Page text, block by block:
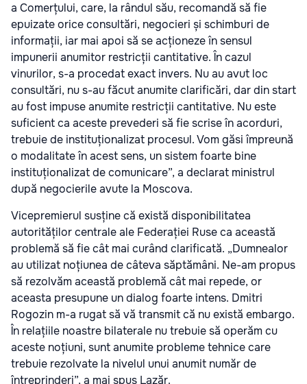
a Comerțului, care, la rândul său, recomandă să fie
epuizate orice consultări, negocieri și schimburi de
informații, iar mai apoi să se acționeze în sensul
impunerii anumitor restricții cantitative. În cazul
vinurilor, s-a procedat exact invers. Nu au avut loc
consultări, nu s-au făcut anumite clarificări, dar din start
au fost impuse anumite restricții cantitative. Nu este
suficient ca aceste prevederi să fie scrise în acorduri,
trebuie de instituționalizat procesul. Vom găsi împreună
o modalitate în acest sens, un sistem foarte bine
instituționalizat de comunicare”, a declarat ministrul
după negocierile avute la Moscova.
Vicepremierul susține că există disponibilitatea
autorităților centrale ale Federației Ruse ca această
problemă să fie cât mai curând clarificată. „Dumnealor
au utilizat noțiunea de câteva săptămâni. Ne-am propus
să rezolvăm această problemă cât mai repede, or
aceasta presupune un dialog foarte intens. Dmitri
Rogozin m-a rugat să vă transmit că nu există embargo.
În relațiile noastre bilaterale nu trebuie să operăm cu
aceste noțiuni, sunt anumite probleme tehnice care
trebuie rezolvate la nivelul unui anumit număr de
întreprinderi”, a mai spus Lazăr.